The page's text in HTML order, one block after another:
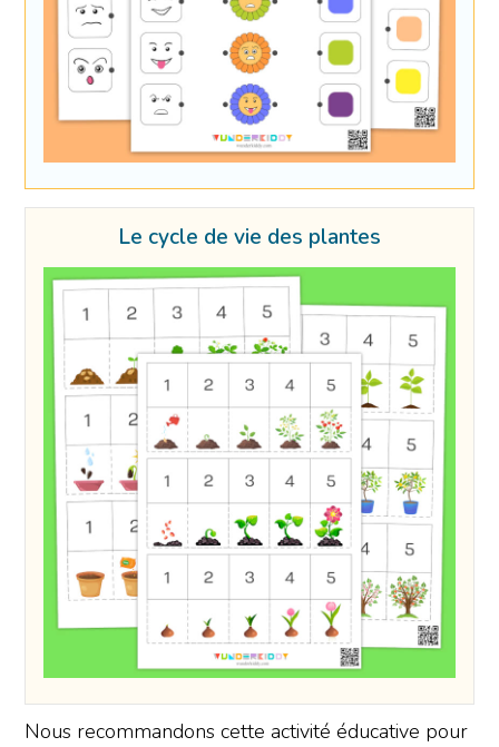
Le cycle de vie des plantes
Nous recommandons cette activité éducative pour